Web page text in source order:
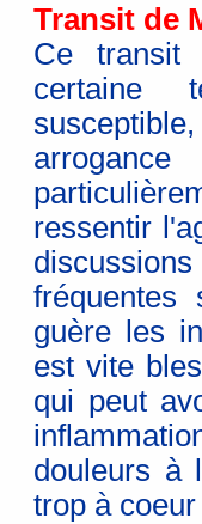
Transit de
Ce transit
certaine
ressentir
guère les
est vite
qui peut
douleurs à
trop à